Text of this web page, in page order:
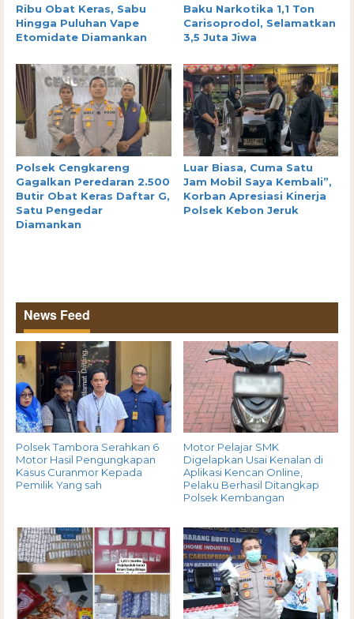
Ribu Obat Keras, Sabu
Hingga Puluhan Vape
Etomidate Diamankan
Baku Narkotika 1,1 Ton
Carisoprodol, Selamatkan
3,5 Juta Jiwa
Polsek Cengkareng
Gagalkan Peredaran 2.500
Butir Obat Keras Daftar G,
Satu Pengedar
Diamankan
Luar Biasa, Cuma Satu
Jam Mobil Saya Kembali”,
Korban Apresiasi Kinerja
Polsek Kebon Jeruk
News Feed
Polsek Tambora Serahkan 6
Motor Hasil Pengungkapan
Kasus Curanmor Kepada
Pemilik Yang sah
Motor Pelajar SMK
Digelapkan Usai Kenalan di
Aplikasi Kencan Online,
Pelaku Berhasil Ditangkap
Polsek Kembangan